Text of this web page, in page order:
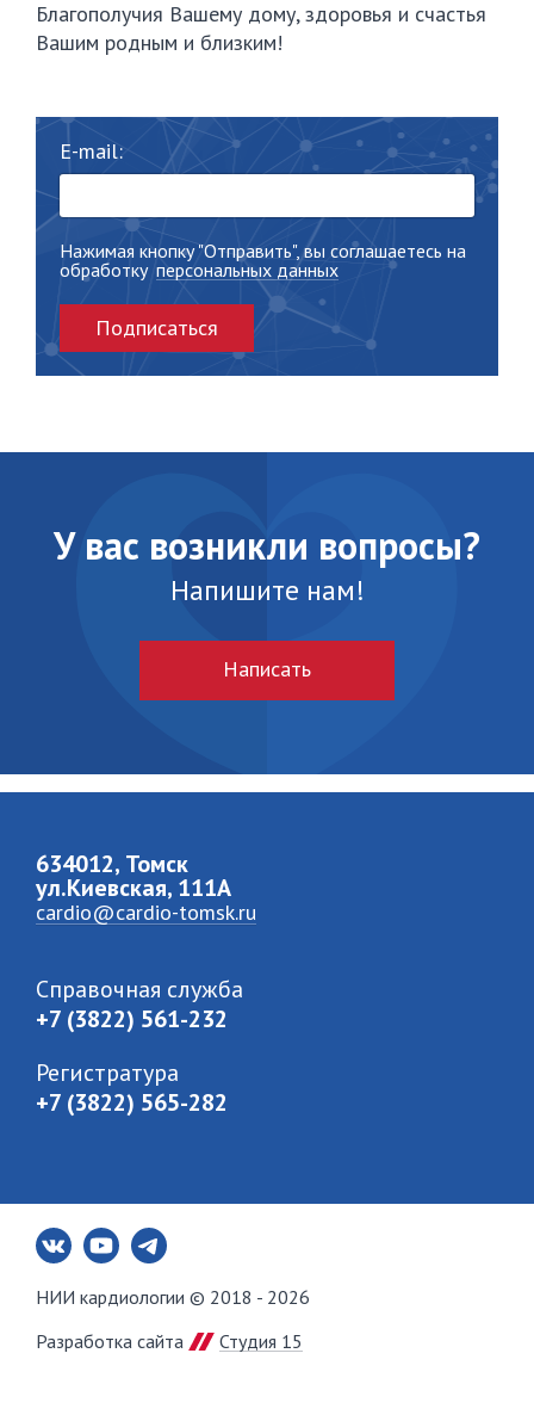
Благополучия Вашему дому, здоровья и счастья
Вашим родным и близким!
E-mail:
Нажимая кнопку "Отправить", вы соглашаетесь на
обработку персональных данных
Подписаться
У вас возникли вопросы?
Напишите нам!
Написать
634012, Томск
ул.Киевская, 111A
cardio@cardio-tomsk.ru
Справочная служба
+7 (3822) 561-232
Регистратура
+7 (3822) 565-282
НИИ кардиологии © 2018 - 2026
Разработка сайта
Студия 15